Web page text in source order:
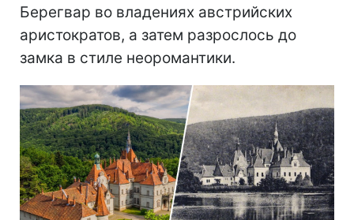
Берегвар во владениях австрийских
аристократов, а затем разрослось до
замка в стиле неоромантики.